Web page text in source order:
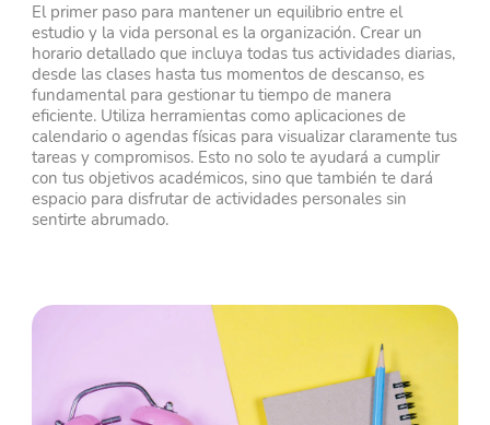
El primer paso para mantener un equilibrio entre el
estudio y la vida personal es la organización. Crear un
horario detallado que incluya todas tus actividades diarias,
desde las clases hasta tus momentos de descanso, es
fundamental para gestionar tu tiempo de manera
eficiente. Utiliza herramientas como aplicaciones de
calendario o agendas físicas para visualizar claramente tus
tareas y compromisos. Esto no solo te ayudará a cumplir
con tus objetivos académicos, sino que también te dará
espacio para disfrutar de actividades personales sin
sentirte abrumado.